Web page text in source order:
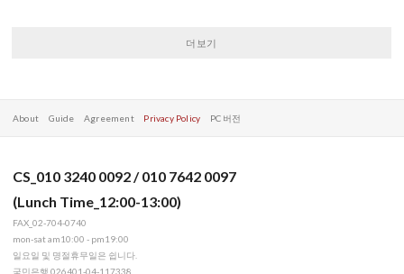
더보기
About Guide Agreement Privacy Policy PC 버전
CS_010 3240 0092 / 010 7642 0097
(Lunch Time_12:00-13:00)
FAX_02-704-0740
mon-sat am10:00 - pm19:00
일요일 및 명절휴무일은 쉽니다.
국민은행 026401-04-117338